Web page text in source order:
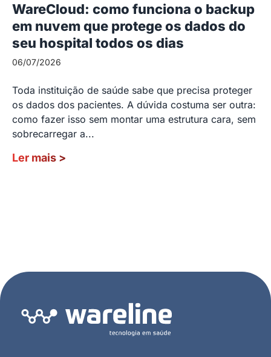
WareCloud: como funciona o backup
em nuvem que protege os dados do
seu hospital todos os dias
06/07/2026
Toda instituição de saúde sabe que precisa proteger
os dados dos pacientes. A dúvida costuma ser outra:
como fazer isso sem montar uma estrutura cara, sem
sobrecarregar a...
Ler mais >